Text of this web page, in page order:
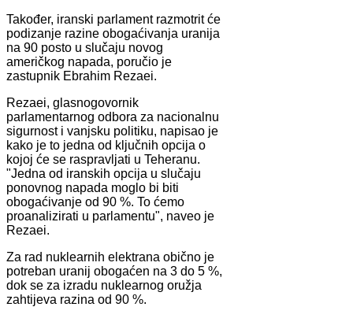
Također, iranski parlament razmotrit će
podizanje razine obogaćivanja uranija
na 90 posto u slučaju novog
američkog napada, poručio je
zastupnik Ebrahim Rezaei.
Rezaei, glasnogovornik
parlamentarnog odbora za nacionalnu
sigurnost i vanjsku politiku, napisao je
kako je to jedna od ključnih opcija o
kojoj će se raspravljati u Teheranu.
"Jedna od iranskih opcija u slučaju
ponovnog napada moglo bi biti
obogaćivanje od 90 %. To ćemo
proanalizirati u parlamentu", naveo je
Rezaei.
Za rad nuklearnih elektrana obično je
potreban uranij obogaćen na 3 do 5 %,
dok se za izradu nuklearnog oružja
zahtijeva razina od 90 %.